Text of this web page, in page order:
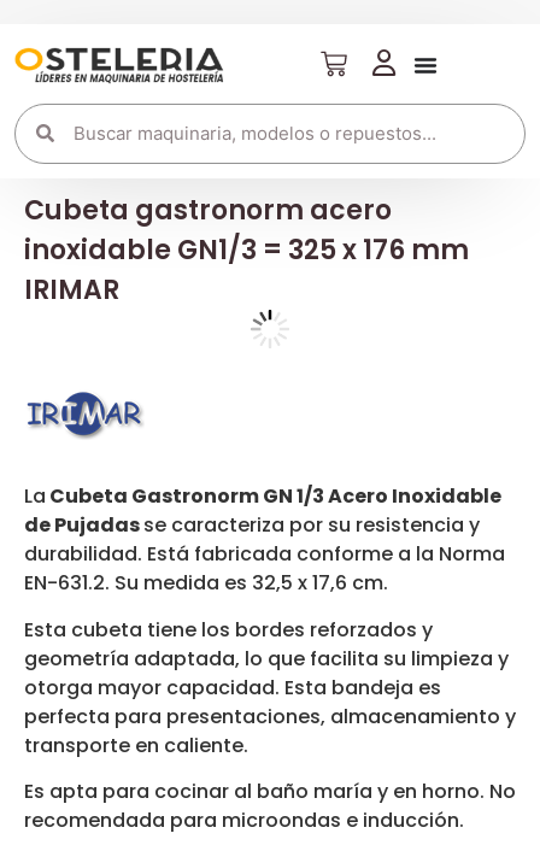
Cubeta gastronorm acero
inoxidable GN1/3 = 325 x 176 mm
IRIMAR
La Cubeta Gastronorm GN 1/3 Acero Inoxidable
de Pujadasse caracteriza por su resistencia y
durabilidad. Está fabricada conforme a la Norma
EN-631.2. Su medida es 32,5 x 17,6 cm.
Esta cubeta tiene los bordes reforzados y
geometría adaptada, lo que facilita su limpieza y
otorga mayor capacidad. Esta bandeja es
perfecta para presentaciones, almacenamiento y
transporte en caliente.
Es apta para cocinar al baño maría y en horno. No
recomendada para microondas e inducción.